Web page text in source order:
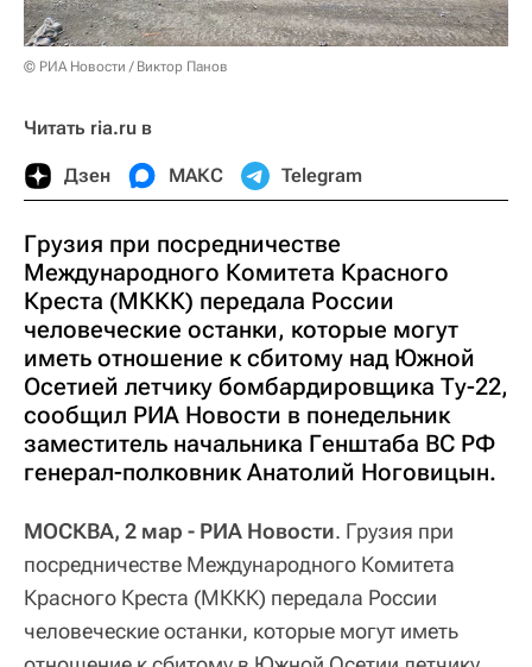
© РИА Новости / Виктор Панов
Читать ria.ru в
Дзен МАКС Telegram
Грузия при посредничестве
Международного Комитета Красного
Креста (МККК) передала России
человеческие останки, которые могут
иметь отношение к сбитому над Южной
Осетией летчику бомбардировщика Ту-22,
сообщил РИА Новости в понедельник
заместитель начальника Генштаба ВС РФ
генерал-полковник Анатолий Ноговицын.
МОСКВА, 2 мар - РИА Новости. Грузия при
посредничестве Международного Комитета
Красного Креста (МККК) передала России
человеческие останки, которые могут иметь